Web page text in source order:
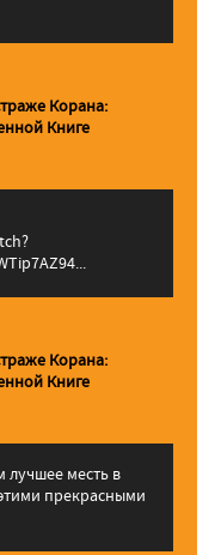
Корана:
Книге
Корана:
Книге
лучшее месть в
прекрасными